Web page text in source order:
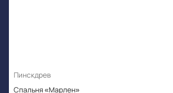
Пинскдрев
Спальня «Марлен»